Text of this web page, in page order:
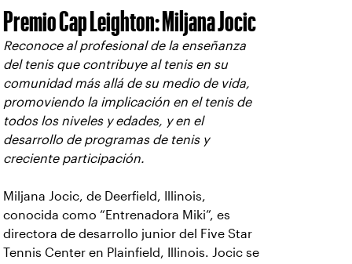
Premio Cap Leighton: Miljana Jocic
Reconoce al profesional de la enseñanza
del tenis que contribuye al tenis en su
comunidad más allá de su medio de vida,
promoviendo la implicación en el tenis de
todos los niveles y edades, y en el
desarrollo de programas de tenis y
creciente participación.
Miljana Jocic, de Deerfield, Illinois,
conocida como “Entrenadora Miki”, es
directora de desarrollo junior del Five Star
Tennis Center en Plainfield, Illinois. Jocic se